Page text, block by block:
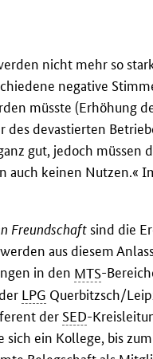
nicht mehr so
negative
müsste (Erhöhung
devastierten
gut, jedoch müssen
auch keinen Nutzen.«
Freundschaftsind die
aus diesem
in den MTS-
LPG Querbitzsch/
der SED-
ein Kollege, bis